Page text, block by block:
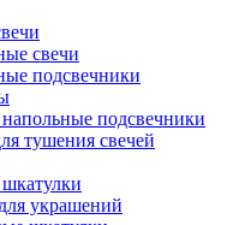
свечи
подсвечники
подсвечники
тушения свечей
украшений